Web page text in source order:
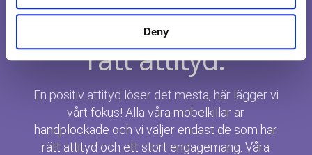
Deny
Medarbetare med
rätt attityd.
En positiv attityd löser det mesta, här lägger vi
vårt fokus! Alla våra möbelkillar är
handplockade och vi väljer endast de som har
rätt attityd och ett stort engagemang. Våra